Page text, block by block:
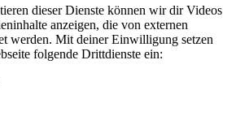
dieser Dienste können wir dir Videos
anzeigen, die von externen
werden. Mit deiner Einwilligung setzen
folgende Drittdienste ein: